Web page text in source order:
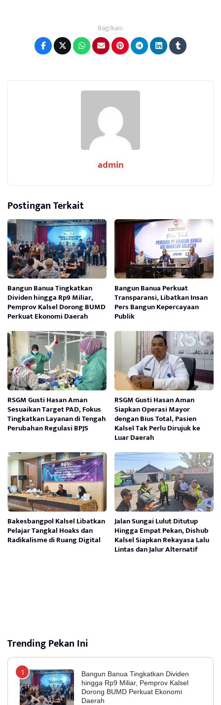
Bagikan:
admin
Postingan Terkait
Bangun Banua Tingkatkan
Dividen hingga Rp9 Miliar,
Pemprov Kalsel Dorong BUMD
Perkuat Ekonomi Daerah
Bangun Banua Perkuat
Transparansi, Libatkan Insan
Pers Bangun Kepercayaan
Publik
RSGM Gusti Hasan Aman
Sesuaikan Target PAD, Fokus
Tingkatkan Layanan di Tengah
Perubahan Regulasi BPJS
RSGM Gusti Hasan Aman
Siapkan Operasi Mayor
dengan Bius Total, Pasien
Kalsel Tak Perlu Dirujuk ke
Luar Daerah
Bakesbangpol Kalsel Libatkan
Pelajar Tangkal Hoaks dan
Radikalisme di Ruang Digital
Jalan Sungai Lulut Ditutup
Hingga Empat Pekan, Dishub
Kalsel Siapkan Rekayasa Lalu
Lintas dan Jalur Alternatif
Trending Pekan Ini
Bangun Banua Tingkatkan Dividen
hingga Rp9 Miliar, Pemprov Kalsel
Dorong BUMD Perkuat Ekonomi
Daerah